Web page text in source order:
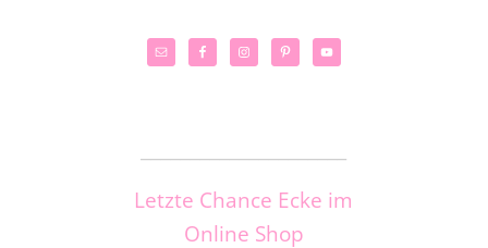
Letzte Chance Ecke im
Online Shop